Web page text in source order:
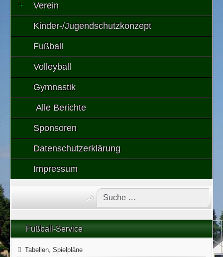
Verein
Kinder-/Jugendschutzkonzept
Fußball
Volleyball
Gymnastik
Alle Berichte
Sponsoren
Datenschutzerklärung
Impressum
Fußball-Service
Tabellen, Spielpläne